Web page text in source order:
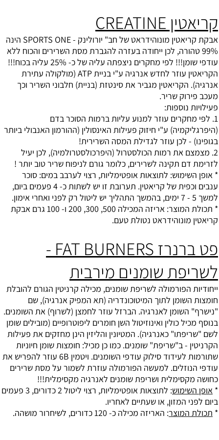
קריאטין CREATINE
אבקת קריאטין מונוהידראט של חב" יורולינק - SPORTS ONE הינה
99% טהורה, לכן ייחודה בעזרה להגברת מסת השרירים והכוח ללא
עודפי שומן!!! לפי מחקרים ניצפתה עליה של כ- 25% עליה בכוח!!!
הקריאטין עוזר לחדש אנרגיה ע"י בניית ATP (מולקולה עתירת
אנרגיה). הקריאטין מגביר את סינטזת (בניית) חלבוני השריר וכך
מעכב פירוק שריר.
פעילויות נוספות:
1. לפי מחקרים עוזר למנוע עליות ברמות הסוכר בדם
(היפרגליקמיה) ע"י חיזוק פעילות האינסולין (ההורמון האנבולי ביותר
בגופינו) - לכן עוזר לגדילת המסה השרירית!
2. מצמצם את רמות הכולסטרול (היפרכולסטרולמיה), לכן יעיל
לזרימת דם תקינה לשרירים, כלומר גורם לניפוח שריר טוב יותר !
* אופן השימוש: לתוצאות אופטימליות, רצוי לערבב במים: סוכר
ענבים וכפית של קריאטין. תערובת זו יש לשתות כ- 4 פעמים ביום,
למשך 5 - 7 ימים, בהמשך התהליך יש ליטול רק לפני ואחרי אימון.
* תכולת המוצר: אריזה המכילה 500, 300, 200 ו- 100 גרם אבקת
קריאטין מונוהידראט נטולת טעם.
פט ברנרז FAT BURNERS -
לשריפת שומנים מירבית
ייחודיות הפורמולה לשריפת שומנים, מכילה קרניטין הגורם להובלת
חומצות השומן לתוך המיטוכונדריה (תא המפיק אנרגיה), שם
"נישרף" השומן לאנרגיה. הברזל עוזר לחמצן (לשרוף) את השומנים.
בנוסף מכיל כולין ואינוזיטול השן חומרים ליפוטרופיים (מובילים שומן
לשם "שריפתו" כאנרגיה). המטיונין והליזין הינן מחזקים את פעילות
הקרניטין - ב"שריפת" שומנים. כמו כן מכיל: חומצות שומן חיוניות
שתורמות לעידוד סילוק עודפי השומנים. ויטמין 6B עוזר להפריש את
עודפי הנוזלים. למעשה הפורמולה עוזרת לשמור על מסת שרירים
כחושה מקסימלית ושריפת שומנים לאנרגיה מקסימלית!!!
* אופן השימוש
: לתוצאות אופטימליות, רצוי ליטול 2 כדורים, 3 פעמים
ביום לפני המזון, או שעתיים לאחריו.
* תכולת המוצר: האריזה מכילה כ- 120 כדורים, לשיחרור מושהה.